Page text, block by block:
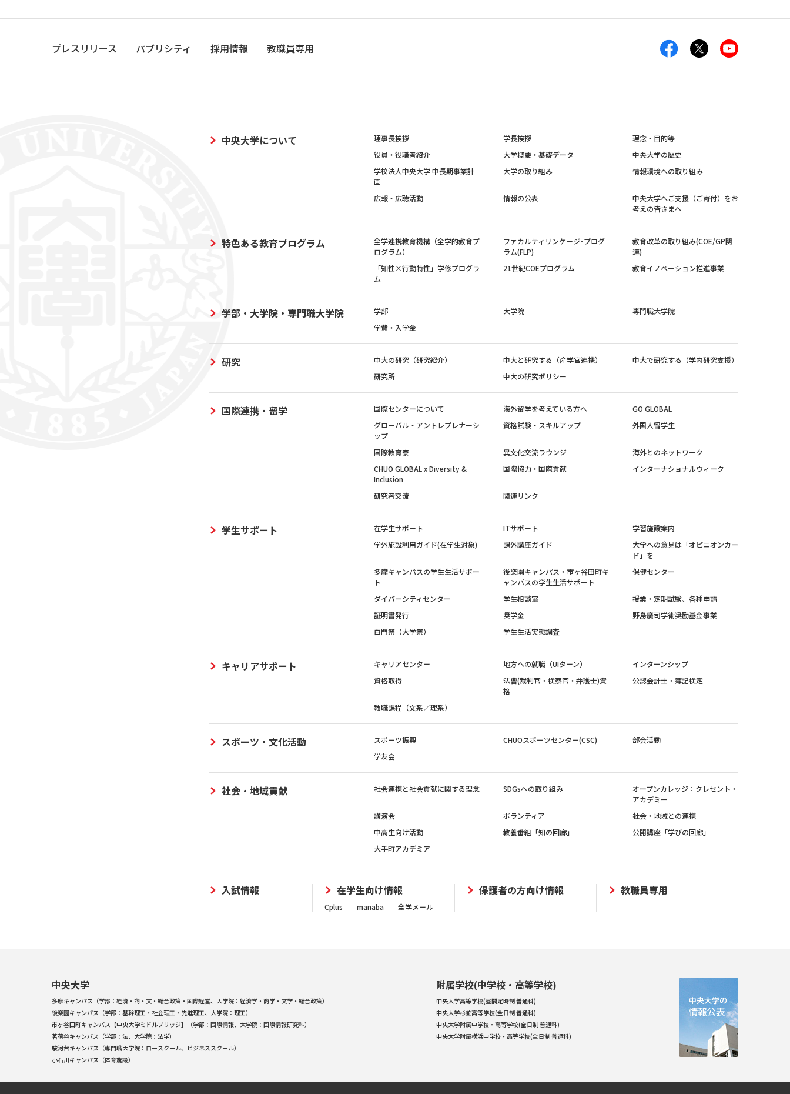
プレスリリース パブリシティ 採用情報 教職員専用
中央大学について 理事長挨拶 学長挨拶
理念・目的等
役員・役職者紹介
大学概要・基礎データ
中央大学の歴史
学校法人中央大学 中長期事業計
画
大学の取り組み 情報環境への取り組み
広報・広聴活動 情報の公表
中央大学へご支援（ご寄付）をお
考えの皆さまへ
特色ある教育プログラム
全学連携教育機構（全学的教育プ
ログラム）
ファカルティリンケージ･プログ
ラム(FLP)
教育改革の取り組み(COE/GP関
連)
「知性×行動特性」学修プログラ
ム
21世紀COEプログラム 教育イノベーション推進事業
学部・大学院・専門職大学院 学部 大学院
専門職大学院
学費・入学金
研究 中大の研究（研究紹介） 中大と研究する（産学官連携）
中大で研究する（学内研究支援）
研究所
中大の研究ポリシー
国際連携・留学 国際センターについて 海外留学を考えている方へ
GO GLOBAL
グローバル・アントレプレナーシ
ップ
資格試験・スキルアップ 外国人留学生
国際教育寮 異文化交流ラウンジ
海外とのネットワーク
CHUO GLOBAL x Diversity &
Inclusion
国際協力・国際貢献 インターナショナルウィーク
研究者交流 関連リンク
学生サポート 在学生サポート ITサポート
学習施設案内
学外施設利用ガイド(在学生対象)
課外講座ガイド
大学への意見は「オピニオンカー
ド」を
多摩キャンパスの学生生活サポー
ト
後楽園キャンパス・市ヶ谷田町キ
ャンパスの学生生活サポート
保健センター
ダイバーシティセンター 学生相談室
授業・定期試験、各種申請
証明書発行
奨学金
野島廣司学術奨励基金事業
白門祭（大学祭）
学生生活実態調査
キャリアサポート キャリアセンター 地方への就職（UIターン）
インターンシップ
資格取得
法曹(裁判官・検察官・弁護士)資
格
公認会計士・簿記検定
教職課程（文系／理系）
スポーツ・文化活動 スポーツ振興 CHUOスポーツセンター(CSC)
部会活動
学友会
社会・地域貢献 社会連携と社会貢献に関する理念 SDGsへの取り組み
オープンカレッジ：クレセント・
アカデミー
講演会
ボランティア
社会・地域との連携
中高生向け活動
教養番組「知の回廊」
公開講座「学びの回廊」
大手町アカデミア
入試情報 在学生向け情報
Cplus manaba 全学メール
保護者の方向け情報 教職員専用
中央大学
多摩キャンパス（学部：経済・商・文・総合政策・国際経営、大学院：経済学・商学・文学・総合政策）
後楽園キャンパス（学部：基幹理工・社会理工・先進理工、大学院：理工）
市ヶ谷田町キャンパス【中央大学ミドルブリッジ】（学部：国際情報、大学院：国際情報研究科）
茗荷谷キャンパス（学部：法、大学院：法学）
駿河台キャンパス（専門職大学院：ロースクール、ビジネススクール）
小石川キャンパス（体育施設）
附属学校(中学校・高等学校)
中央大学高等学校(昼間定時制 普通科)
中央大学杉並高等学校(全日制 普通科)
中央大学附属中学校・高等学校(全日制 普通科)
中央大学附属横浜中学校・高等学校(全日制 普通科)